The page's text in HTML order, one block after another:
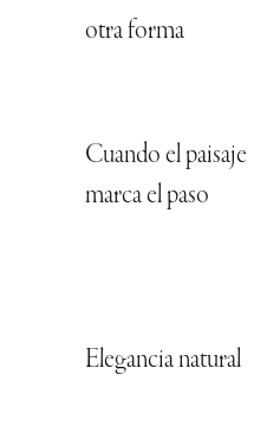
otra forma
Cuando el paisaje
marca el paso
Elegancia natural